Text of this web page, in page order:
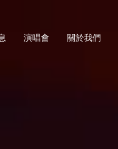
演唱會 關於我們